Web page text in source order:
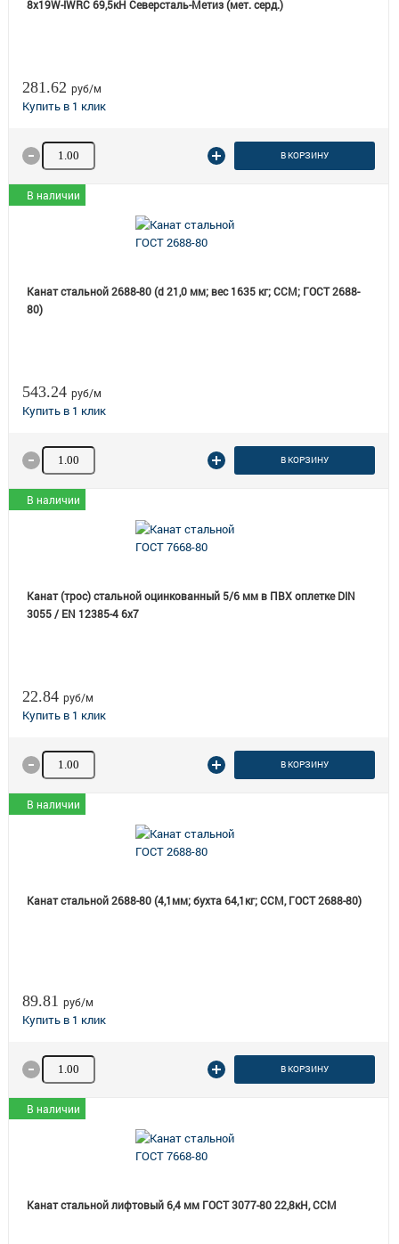
8х19W-IWRC 69,5кН Северсталь-Метиз (мет. серд.)
281.62 руб/м
Количество товара В КОРЗИНУ
В наличии
Канат стальной 2688-80 (d 21,0 мм; вес 1635 кг; ССМ; ГОСТ 2688-
80)
543.24 руб/м
Количество товара В КОРЗИНУ
В наличии
Канат (трос) стальной оцинкованный 5/6 мм в ПВХ оплетке DIN
3055 / EN 12385-4 6x7
22.84 руб/м
Количество товара В КОРЗИНУ
В наличии
Канат стальной 2688-80 (4,1мм; бухта 64,1кг; ССМ, ГОСТ 2688-80)
89.81 руб/м
Количество товара В КОРЗИНУ
В наличии
Канат стальной лифтовый 6,4 мм ГОСТ 3077-80 22,8кН, ССМ